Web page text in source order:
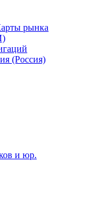
рынка
(Россия)
и юр.